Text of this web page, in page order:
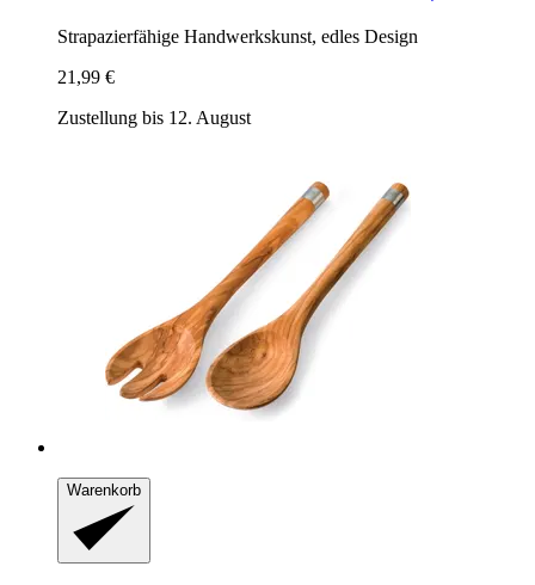
Strapazierfähige Handwerkskunst, edles Design
21,99 €
Zustellung bis 12. August
Warenkorb